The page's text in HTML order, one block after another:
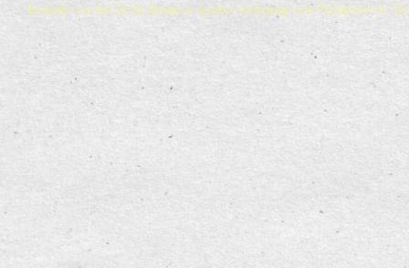
Es waren bereits 93185 Besucher auf der Homepage vom Foerderverein